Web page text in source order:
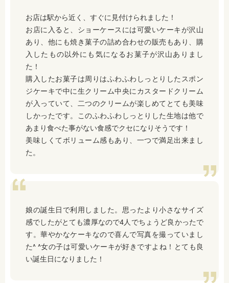
お店は駅から近く、すぐに見付けられました！
お店に入ると、ショーケースには可愛いケーキが沢山
あり、他にも焼き菓子の詰め合わせの販売もあり、購
入したもの以外にも気になるお菓子が沢山ありまし
た！
購入したお菓子は周りはふわふわしっとりしたスポン
ジケーキで中に生クリーム中央にカスタードクリーム
が入っていて、二つのクリームが楽しめてとても美味
しかったです。このふわふわしっとりした生地は他で
あまり食べた事がない食感でクセになりそうです！
美味しくてボリューム感もあり、一つで満足出来まし
た。
娘の誕生日で利用しました。思ったより小さなサイズ
感でしたがとても濃厚なので4人でちょうど良かったで
す。華やかなケーキなので喜んで写真を撮っていまし
た^ ^女の子は可愛いケーキが好きですよね！とても良
い誕生日になりました！